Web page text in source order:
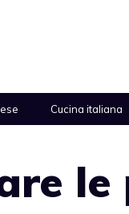
Cucina italiana